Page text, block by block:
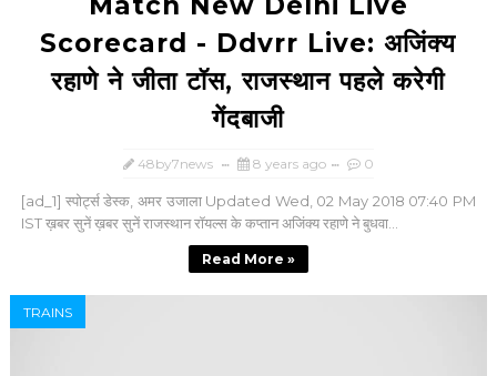
Scorecard - Ddvrr Live: अजिंक्य
रहाणे ने जीता टॉस, राजस्थान पहले करेगी
गेंदबाजी
48by7news 8 years ago 0
[ad_1] स्पोर्ट्स डेस्क, अमर उजाला Updated Wed, 02 May 2018 07:40 PM
IST ख़बर सुनें ख़बर सुनें राजस्थान रॉयल्स के कप्तान अजिंक्य रहाणे ने बुधवा...
Read More »
TRAINS